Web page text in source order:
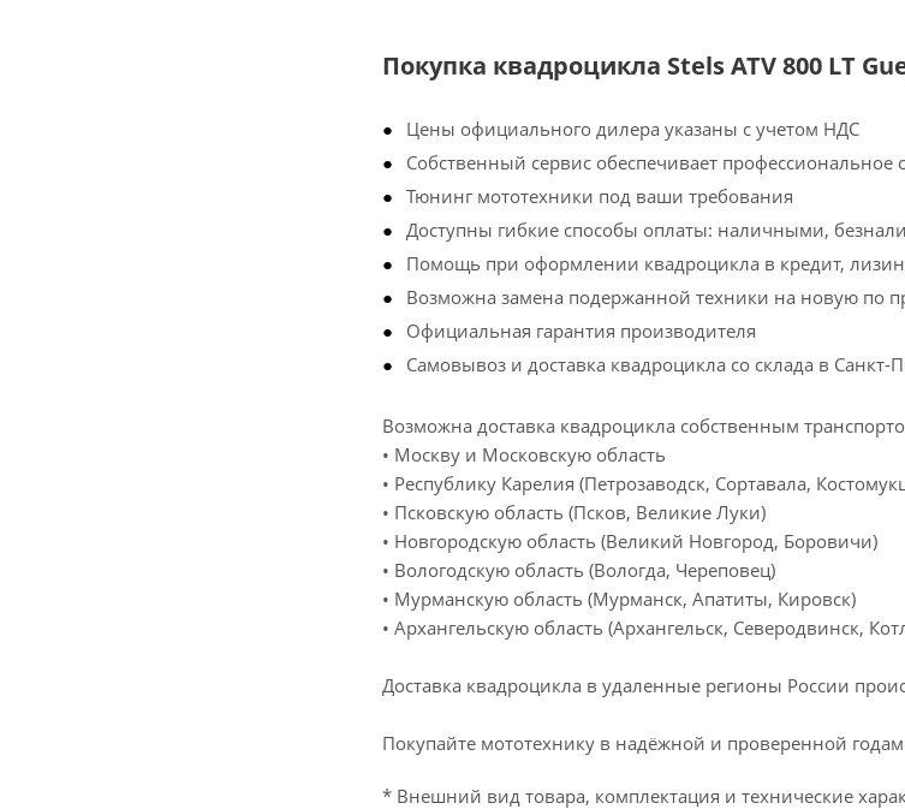
Покупка квадроцикла Stels ATV 800 LT
Цены официального дилера указаны с учетом НДС
Собственный сервис обеспечивает профессиональное
Тюнинг мототехники под ваши требования
Доступны гибкие способы оплаты: наличными,
Помощь при оформлении квадроцикла в кредит,
Возможна замена подержанной техники на новую по
Официальная гарантия производителя
Самовывоз и доставка квадроцикла со склада в Санкт-
Возможна доставка квадроцикла собственным
• Москву и Московскую область
• Республику Карелия (Петрозаводск, Сортавала,
• Псковскую область (Псков, Великие Луки)
• Новгородскую область (Великий Новгород, Боровичи)
• Вологодскую область (Вологда, Череповец)
• Мурманскую область (Мурманск, Апатиты, Кировск)
• Архангельскую область (Архангельск, Северодвинск,
Доставка квадроцикла в удаленные регионы России
Покупайте мототехнику в надёжной и проверенной
* Внешний вид товара, комплектация и технические